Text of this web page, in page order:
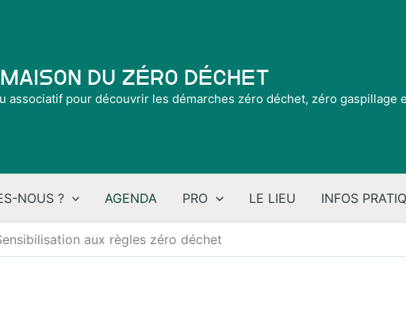
Maison du Zéro Déchet
associatif pour découvrir les démarches zéro déchet, zéro gaspillage
NOUS ? AGENDA PRO LE LIEU INFOS
aux règles zéro déchet